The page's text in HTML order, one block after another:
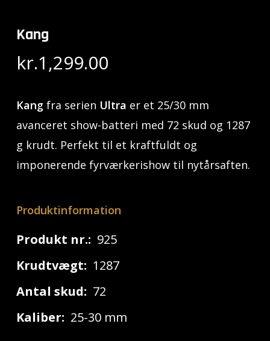
Kang
kr.1,299.00
Kangfra serien Ultra er et 25/30 mm
avanceret show-batteri med 72 skud og 1287
g krudt. Perfekt til et kraftfuldt og
imponerende fyrværkerishow til nytårsaften.
Produktinformation
Produkt nr.: 925
Krudtvægt: 1287
Antal skud: 72
Kaliber: 25-30 mm